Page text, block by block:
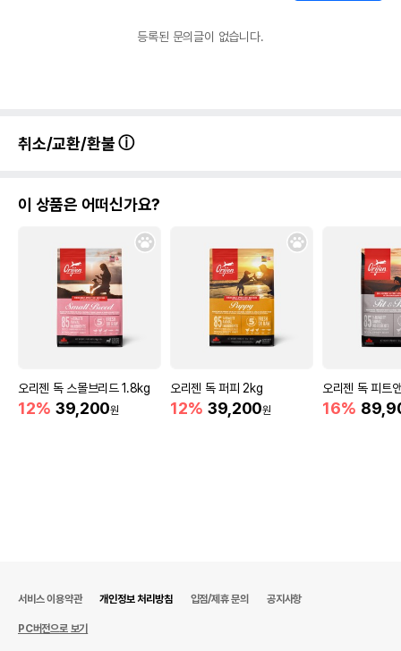
등록된 문의글이 없습니다.
취소/교환/환불
오리젠 독 스몰브리드 1.8kg